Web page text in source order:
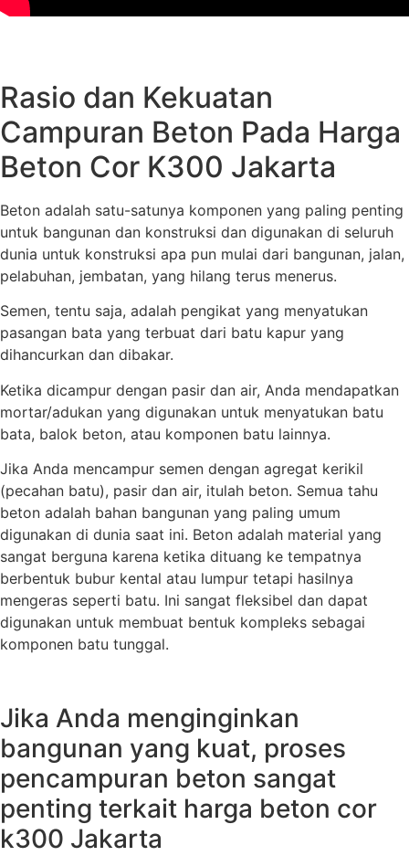
Rasio dan Kekuatan
Campuran Beton Pada Harga
Beton Cor K300 Jakarta
Beton adalah satu-satunya komponen yang paling penting
untuk bangunan dan konstruksi dan digunakan di seluruh
dunia untuk konstruksi apa pun mulai dari bangunan, jalan,
pelabuhan, jembatan, yang hilang terus menerus.
Semen, tentu saja, adalah pengikat yang menyatukan
pasangan bata yang terbuat dari batu kapur yang
dihancurkan dan dibakar.
Ketika dicampur dengan pasir dan air, Anda mendapatkan
mortar/adukan yang digunakan untuk menyatukan batu
bata, balok beton, atau komponen batu lainnya.
Jika Anda mencampur semen dengan agregat kerikil
(pecahan batu), pasir dan air, itulah beton. Semua tahu
beton adalah bahan bangunan yang paling umum
digunakan di dunia saat ini. Beton adalah material yang
sangat berguna karena ketika dituang ke tempatnya
berbentuk bubur kental atau lumpur tetapi hasilnya
mengeras seperti batu. Ini sangat fleksibel dan dapat
digunakan untuk membuat bentuk kompleks sebagai
komponen batu tunggal.
Jika Anda menginginkan
bangunan yang kuat, proses
pencampuran beton sangat
penting terkait harga beton cor
k300 Jakarta